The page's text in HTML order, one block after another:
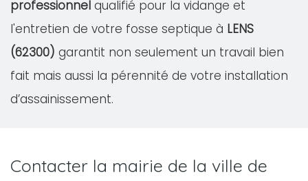
professionnel qualifié pour la vidange et
l'entretien de votre fosse septique à LENS
(62300) garantit non seulement un travail bien
fait mais aussi la pérennité de votre installation
d’assainissement.
Contacter la mairie de la ville de